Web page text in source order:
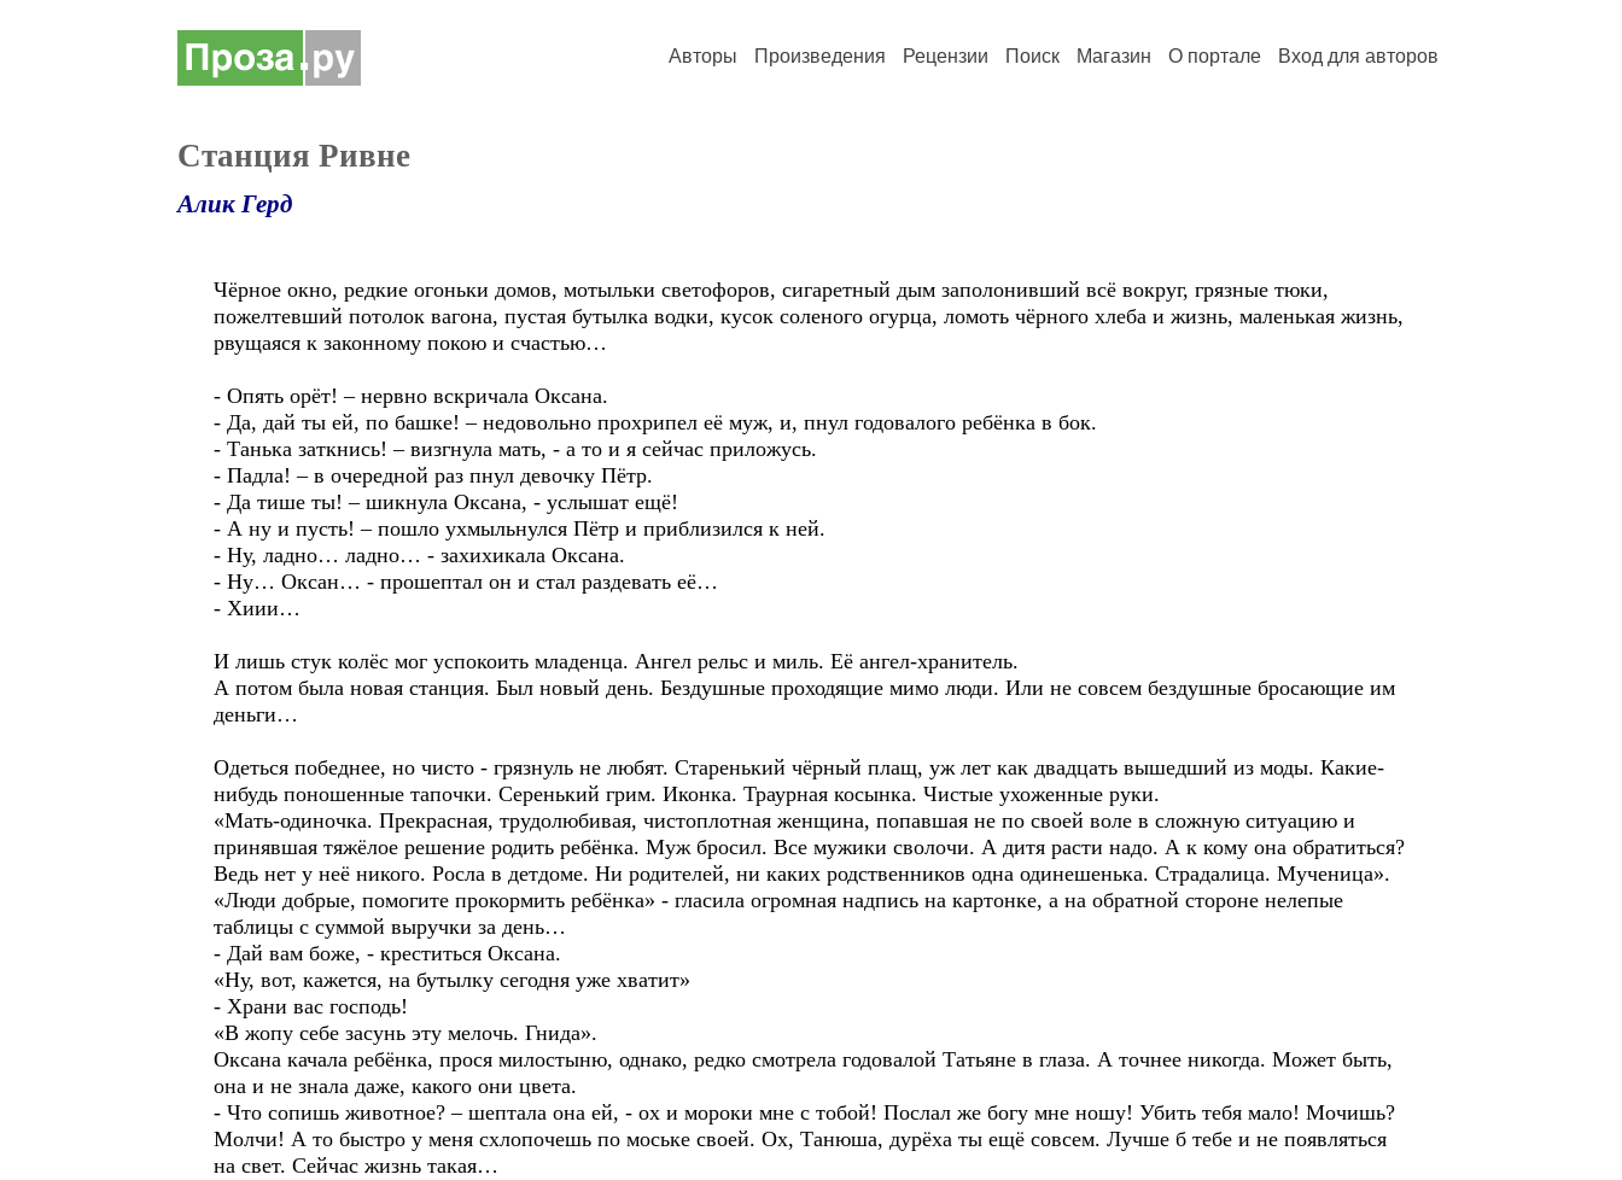
Авторы Произведения Рецензии Поиск Магазин О портале Вход для авторов
Станция Ривне
Алик Герд
Чёрное окно, редкие огоньки домов, мотыльки светофоров, сигаретный дым заполонивший всё вокруг, грязные тюки,
пожелтевший потолок вагона, пустая бутылка водки, кусок соленого огурца, ломоть чёрного хлеба и жизнь, маленькая жизнь,
рвущаяся к законному покою и счастью…
- Опять орёт! – нервно вскричала Оксана.
- Да, дай ты ей, по башке! – недовольно прохрипел её муж, и, пнул годовалого ребёнка в бок.
- Танька заткнись! – визгнула мать, - а то и я сейчас приложусь.
- Падла! – в очередной раз пнул девочку Пётр.
- Да тише ты! – шикнула Оксана, - услышат ещё!
- А ну и пусть! – пошло ухмыльнулся Пётр и приблизился к ней.
- Ну, ладно… ладно… - захихикала Оксана.
- Ну… Оксан… - прошептал он и стал раздевать её…
- Хиии…
И лишь стук колёс мог успокоить младенца. Ангел рельс и миль. Её ангел-хранитель.
А потом была новая станция. Был новый день. Бездушные проходящие мимо люди. Или не совсем бездушные бросающие им
деньги…
Одеться победнее, но чисто - грязнуль не любят. Старенький чёрный плащ, уж лет как двадцать вышедший из моды. Какие-
нибудь поношенные тапочки. Серенький грим. Иконка. Траурная косынка. Чистые ухоженные руки.
«Мать-одиночка. Прекрасная, трудолюбивая, чистоплотная женщина, попавшая не по своей воле в сложную ситуацию и
принявшая тяжёлое решение родить ребёнка. Муж бросил. Все мужики сволочи. А дитя расти надо. А к кому она обратиться?
Ведь нет у неё никого. Росла в детдоме. Ни родителей, ни каких родственников одна одинешенька. Страдалица. Мученица».
«Люди добрые, помогите прокормить ребёнка» - гласила огромная надпись на картонке, а на обратной стороне нелепые
таблицы с суммой выручки за день…
- Дай вам боже, - креститься Оксана.
«Ну, вот, кажется, на бутылку сегодня уже хватит»
- Храни вас господь!
«В жопу себе засунь эту мелочь. Гнида».
Оксана качала ребёнка, прося милостыню, однако, редко смотрела годовалой Татьяне в глаза. А точнее никогда. Может быть,
она и не знала даже, какого они цвета.
- Что сопишь животное? – шептала она ей, - ох и мороки мне с тобой! Послал же богу мне ношу! Убить тебя мало! Мочишь?
Молчи! А то быстро у меня схлопочешь по моське своей. Ох, Танюша, дурёха ты ещё совсем. Лучше б тебе и не появляться
на свет. Сейчас жизнь такая…